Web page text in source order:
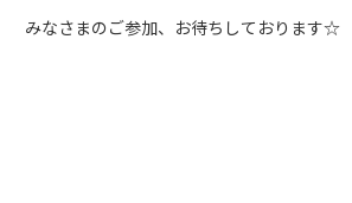
みなさまのご参加、お待ちしております☆